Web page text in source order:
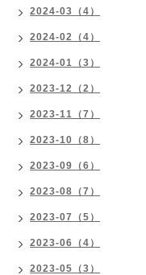
2024-03（4）
2024-02（4）
2024-01（3）
2023-12（2）
2023-11（7）
2023-10（8）
2023-09（6）
2023-08（7）
2023-07（5）
2023-06（4）
2023-05（3）